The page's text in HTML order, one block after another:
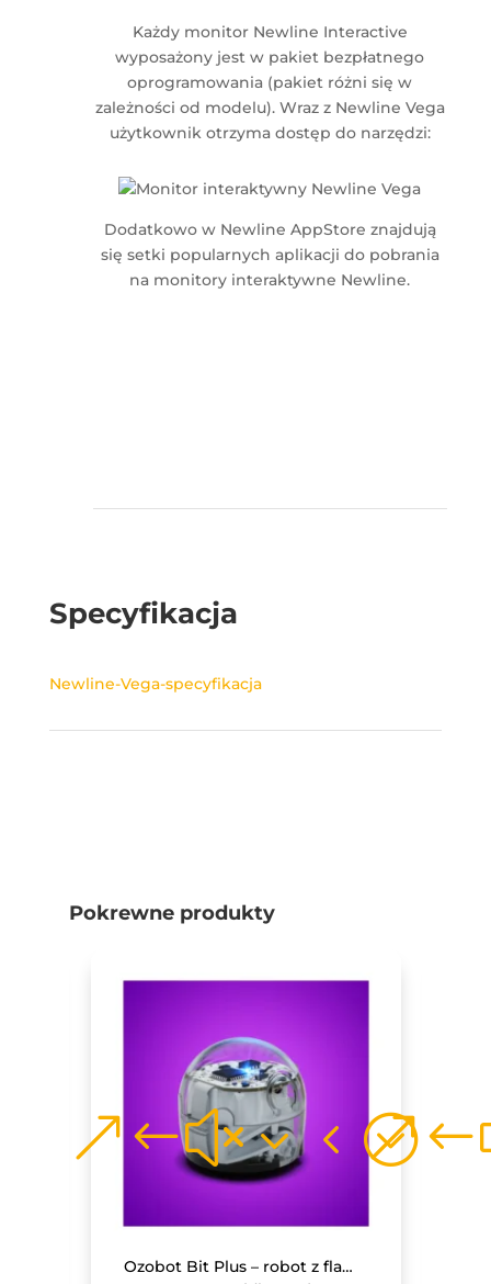
Każdy monitor Newline Interactive
wyposażony jest w pakiet bezpłatnego
oprogramowania (pakiet różni się w
zależności od modelu). Wraz z Newline Vega
użytkownik otrzyma dostęp do narzędzi:
Dodatkowo w Newline AppStore znajdują
się setki popularnych aplikacji do pobrania
na monitory interaktywne Newline.
Specyfikacja
Newline-Vega-specyfikacja
Pokrewne produkty
Ozobot Bit Plus – robot z flamastrami